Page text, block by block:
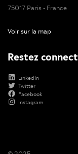
75017 Paris - France
Voir sur la map
Restez
LinkedIn
Twitter
Facebook
Instagram